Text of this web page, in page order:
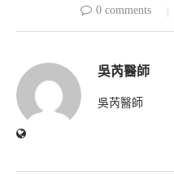
0 comments
吳芮醫師
吳芮醫師